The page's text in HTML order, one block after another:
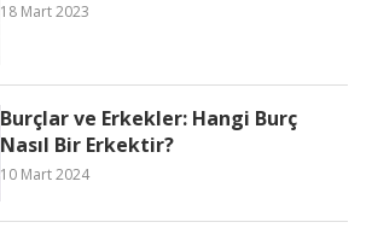
18 Mart 2023
Burçlar ve Erkekler: Hangi Burç
Nasıl Bir Erkektir?
10 Mart 2024